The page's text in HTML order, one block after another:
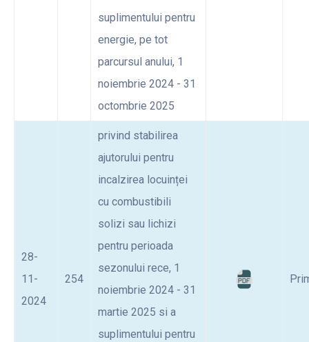
suplimentului pentru
energie, pe tot
parcursul anului, 1
noiembrie 2024 - 31
octombrie 2025
28-
11-
2024
254
privind stabilirea
ajutorului pentru
incalzirea locuinței
cu combustibili
solizi sau lichizi
pentru perioada
sezonului rece, 1
noiembrie 2024 - 31
martie 2025 si a
suplimentului pentru